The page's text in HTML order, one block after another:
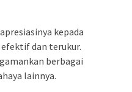
kepada
dan terukur.
berbagai
lainnya.